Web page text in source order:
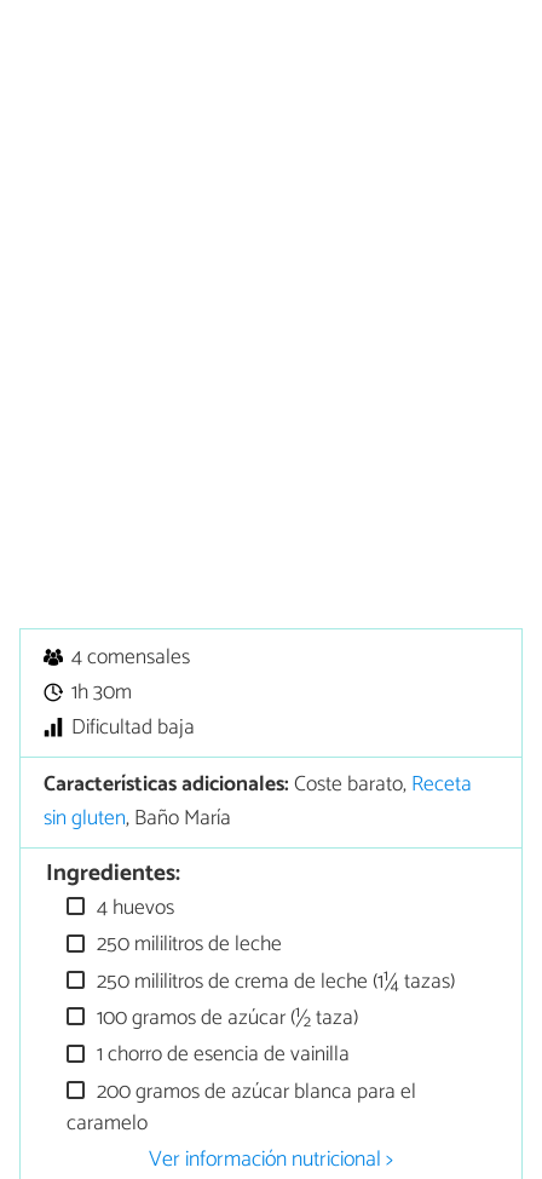
4 comensales
1h 30m
Dificultad baja
Características adicionales:Coste barato,Receta
sin gluten, Baño María
Ingredientes:
4 huevos
250 mililitros de leche
250 mililitros de crema de leche (1¼ tazas)
100 gramos de azúcar (½ taza)
1 chorro de esencia de vainilla
200 gramos de azúcar blanca para el
caramelo
Ver información nutricional >